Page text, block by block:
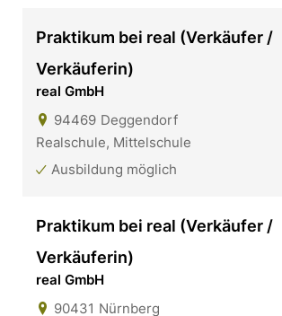
Praktikum bei real (Verkäufer /
Verkäuferin)
real GmbH
94469 Deggendorf
Realschule, Mittelschule
Ausbildung möglich
Praktikum bei real (Verkäufer /
Verkäuferin)
real GmbH
90431 Nürnberg